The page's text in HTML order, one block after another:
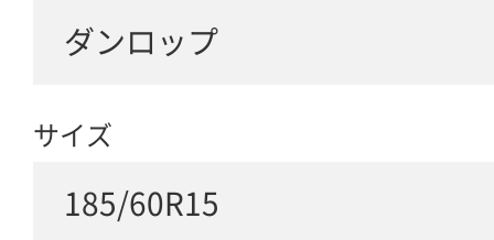
ダンロップ
サイズ
185/60R15